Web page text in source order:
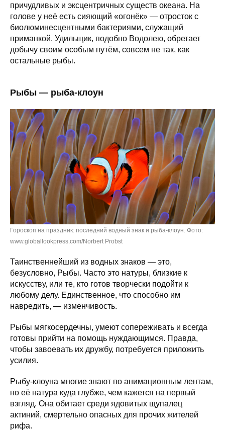
причудливых и эксцентричных существ океана. На
голове у неё есть сияющий «огонёк» — отросток с
биолюминесцентными бактериями, служащий
приманкой. Удильщик, подобно Водолею, обретает
добычу своим особым путём, совсем не так, как
остальные рыбы.
Рыбы — рыба-клоун
Гороскоп на праздник: последний водный знак и рыба-клоун. Фото:
www.globallookpress.com/Norbert Probst
Таинственнейший из водных знаков — это,
безусловно, Рыбы. Часто это натуры, близкие к
искусству, или те, кто готов творчески подойти к
любому делу. Единственное, что способно им
навредить, — изменчивость.
Рыбы мягкосердечны, умеют сопереживать и всегда
готовы прийти на помощь нуждающимся. Правда,
чтобы завоевать их дружбу, потребуется приложить
усилия.
Рыбу-клоуна многие знают по анимационным лентам,
но её натура куда глубже, чем кажется на первый
взгляд. Она обитает среди ядовитых щупалец
актиний, смертельно опасных для прочих жителей
рифа.